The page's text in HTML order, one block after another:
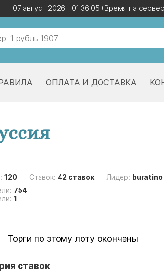
07 август 2026 г.01:36:05 (Время на
ОПЛАТА И ДОСТАВКА
07 август 2026 г.01:36:05 (Время на
120 Ставок: 42 ставок Лидер: buratino
754
1
Торги по этому лоту окончены
ставок